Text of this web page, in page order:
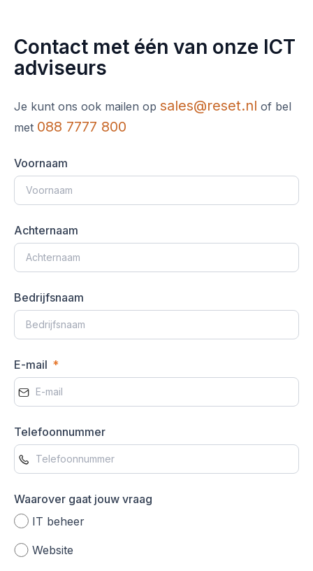
Contact met één van onze ICT
adviseurs
Je kunt ons ook mailen op sales@reset.nl of bel
met 088 7777 800
Voornaam
Achternaam
Bedrijfsnaam
E-mail
Telefoonnummer
Waarover gaat jouw vraag
IT beheer
Website